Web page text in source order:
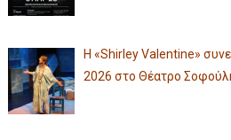
Η «Shirley Valentine»
2026 στο Θέατρο